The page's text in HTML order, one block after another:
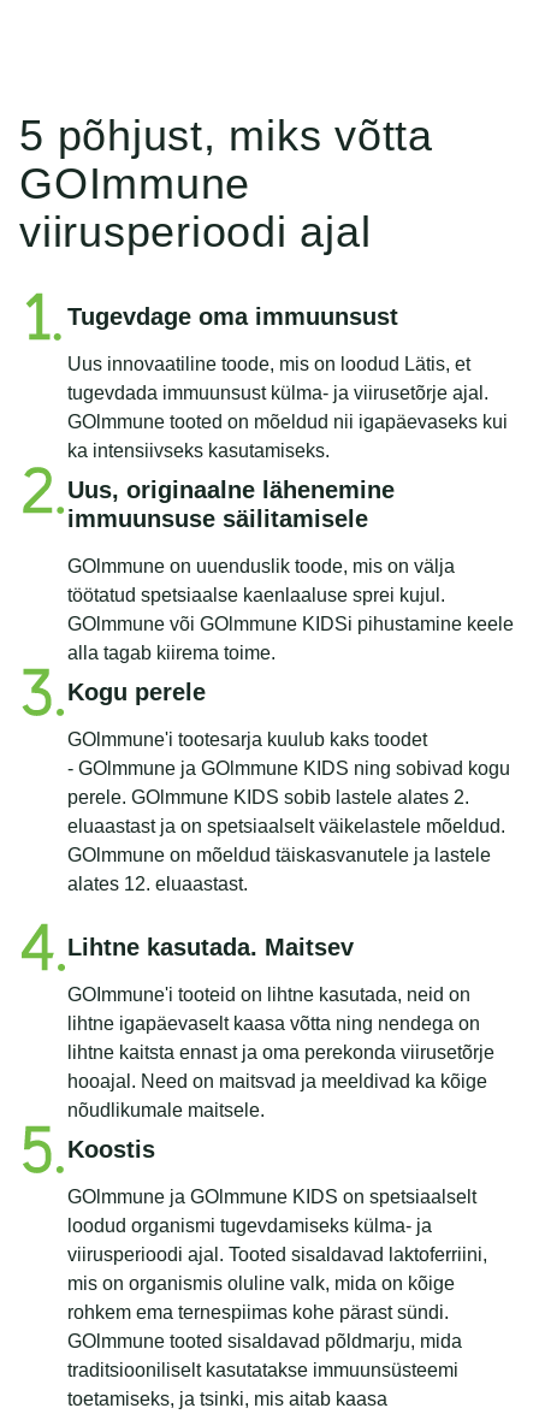
5 põhjust, miks võtta
GOImmune
viirusperioodi ajal
Tugevdage oma immuunsust
Uus innovaatiline toode, mis on loodud Lätis, et
tugevdada immuunsust külma- ja viirusetõrje ajal.
GOlmmune tooted on mõeldud nii igapäevaseks kui
ka intensiivseks kasutamiseks.
Uus, originaalne lähenemine
immuunsuse säilitamisele
GOlmmune on uuenduslik toode, mis on välja
töötatud spetsiaalse kaenlaaluse sprei kujul.
GOlmmune või GOlmmune KIDSi pihustamine keele
alla tagab kiirema toime.
Kogu perele
GOlmmune'i tootesarja kuulub kaks toodet
- GOlmmune ja GOlmmune KIDS ning sobivad kogu
perele. GOlmmune KIDS sobib lastele alates 2.
eluaastast ja on spetsiaalselt väikelastele mõeldud.
GOlmmune on mõeldud täiskasvanutele ja lastele
alates 12. eluaastast.
Lihtne kasutada. Maitsev
GOImmune'i tooteid on lihtne kasutada, neid on
lihtne igapäevaselt kaasa võtta ning nendega on
lihtne kaitsta ennast ja oma perekonda viirusetõrje
hooajal. Need on maitsvad ja meeldivad ka kõige
nõudlikumale maitsele.
Koostis
GOlmmune ja GOlmmune KIDS on spetsiaalselt
loodud organismi tugevdamiseks külma- ja
viirusperioodi ajal. Tooted sisaldavad laktoferriini,
mis on organismis oluline valk, mida on kõige
rohkem ema ternespiimas kohe pärast sündi.
GOlmmune tooted sisaldavad põldmarju, mida
traditsiooniliselt kasutatakse immuunsüsteemi
toetamiseks, ja tsinki, mis aitab kaasa